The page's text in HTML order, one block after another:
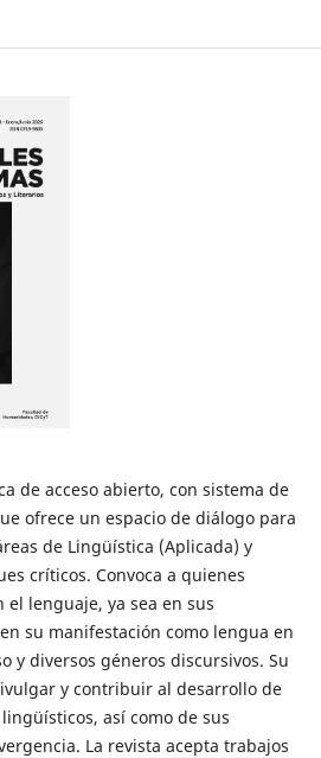
de acceso abierto, con sistema de
ofrece un espacio de diálogo para
de Lingüística (Aplicada) y
críticos. Convoca a quienes
lenguaje, ya sea en sus
su manifestación como lengua en
y diversos géneros discursivos. Su
y contribuir al desarrollo de
así como de sus
La revista acepta trabajos